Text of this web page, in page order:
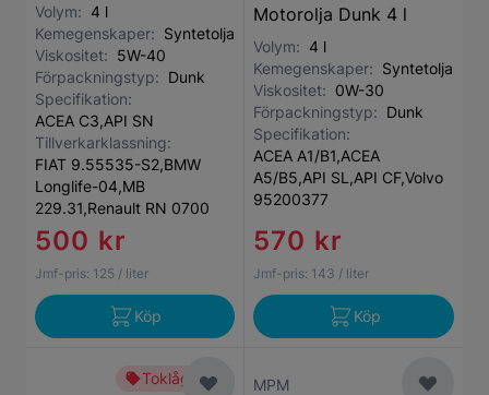
Volym: 4 l
Kemegenskaper: Syntetolja
Viskositet: 5W-40
Förpackningstyp: Dunk
Specifikation:
ACEA C3,API SN
Tillverkarklassning:
FIAT 9.55535-S2,BMW
Longlife-04,MB
229.31,Renault RN 0700
500 kr
Jmf-pris: 125 / liter
Köp
Motorolja Dunk 4 l
Volym: 4 l
Kemegenskaper: Syntetolja
Viskositet: 0W-30
Förpackningstyp: Dunk
Specifikation:
ACEA A1/B1,ACEA
A5/B5,API SL,API CF,Volvo
95200377
570 kr
Jmf-pris: 143 / liter
Köp
Toklågt pris MPM